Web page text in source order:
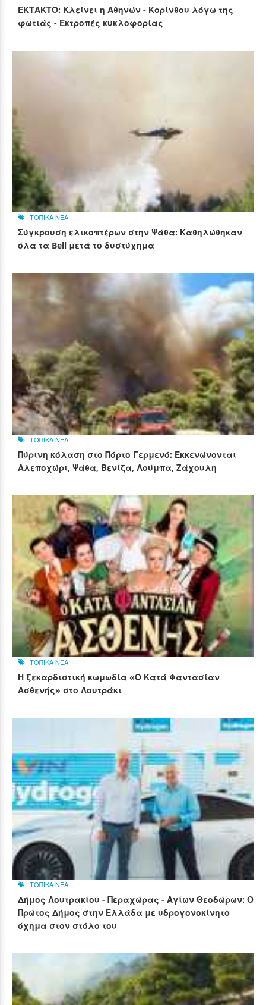
ΕΚΤΑΚΤΟ: Κλείνει η Αθηνών - Κορίνθου λόγω της
φωτιάς - Εκτροπές κυκλοφορίας
ΤΟΠΙΚΑ ΝΕΑ
Σύγκρουση ελικοπτέρων στην Ψάθα: Καθηλώθηκαν
όλα τα Bell μετά το δυστύχημα
ΤΟΠΙΚΑ ΝΕΑ
Πύρινη κόλαση στο Πόρτο Γερμενό: Εκκενώνονται
Αλεποχώρι, Ψάθα, Βενίζα, Λούμπα, Ζάχουλη
ΤΟΠΙΚΑ ΝΕΑ
Η ξεκαρδιστική κωμωδία «Ο Κατά Φαντασίαν
Ασθενής» στο Λουτράκι
ΤΟΠΙΚΑ ΝΕΑ
Δήμος Λουτρακίου - Περαχώρας - Αγίων Θεοδώρων: Ο
Πρώτος Δήμος στην Ελλάδα με υδρογονοκίνητο
όχημα στον στόλο του